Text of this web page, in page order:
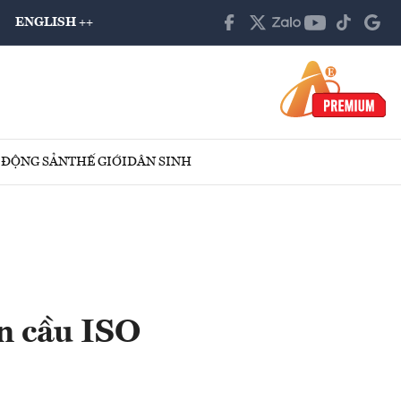
ENGLISH ++
SẢNTHẾ GIỚIDÂN SINH
cầu ISO